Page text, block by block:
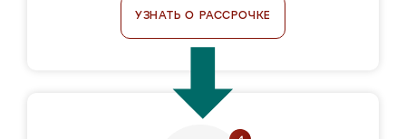
УЗНАТЬ О РАССРОЧКЕ